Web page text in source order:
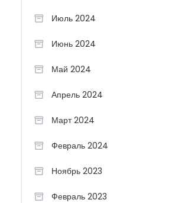
Июль 2024
Июнь 2024
Май 2024
Апрель 2024
Март 2024
Февраль 2024
Ноябрь 2023
Февраль 2023